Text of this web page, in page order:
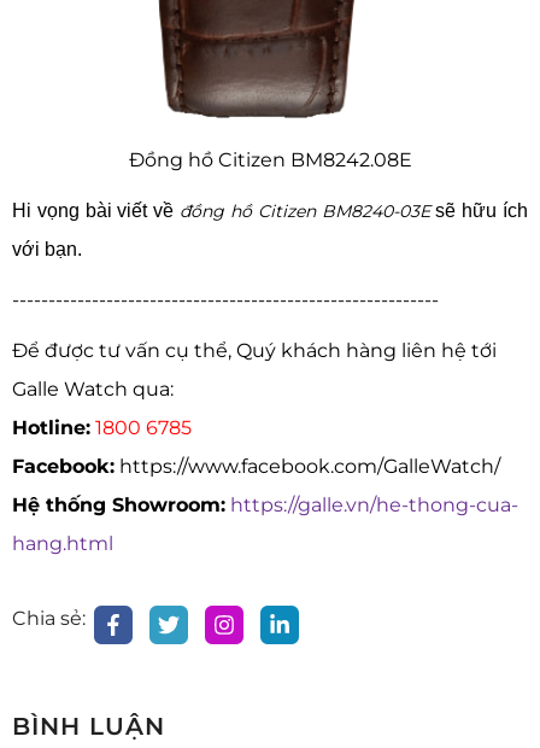
Đồng hồ Citizen BM8242.08E
Hi vọng bài viết về đồng hồ Citizen BM8240-03E sẽ hữu ích
với bạn.
-----------------------------------------------------------
Để được tư vấn cụ thể, Quý khách hàng liên hệ tới
Galle Watch qua:
Hotline: 1800 6785
Facebook: https://www.facebook.com/GalleWatch/
Hệ thống Showroom: https://galle.vn/he-thong-cua-
hang.html
Chia sẻ:
BÌNH LUẬN